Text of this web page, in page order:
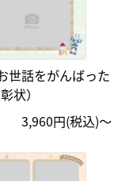
世話をがんばった
状）
3,960円(税込)〜